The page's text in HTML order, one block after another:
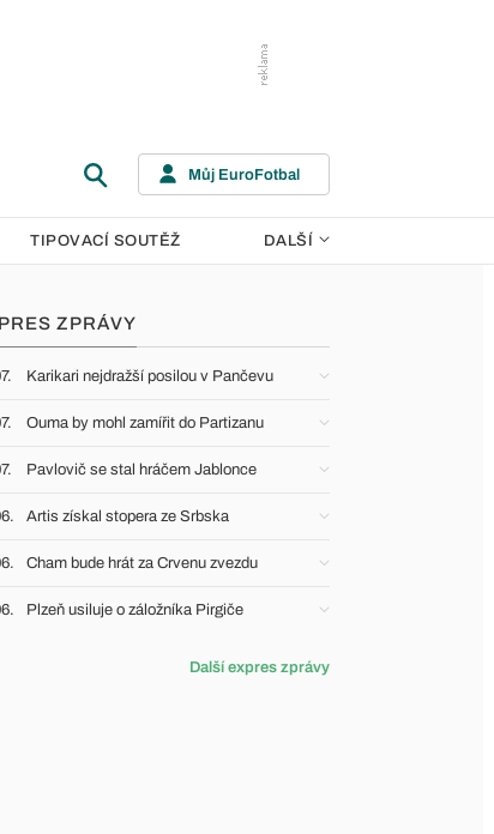
Můj EuroFotbal
TIPOVACÍ SOUTĚŽ DALŠÍ
ZPRÁVY
Karikari nejdražší posilou v Pančevu
Ouma by mohl zamířit do Partizanu
Pavlovič se stal hráčem Jablonce
Artis získal stopera ze Srbska
Cham bude hrát za Crvenu zvezdu
Plzeň usiluje o záložníka Pirgiče
Další expres zprávy